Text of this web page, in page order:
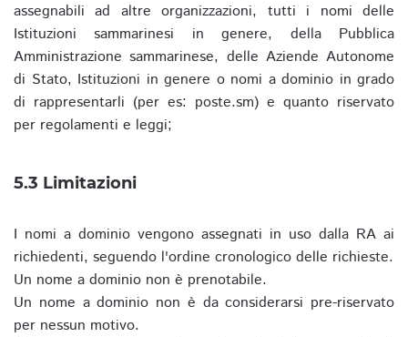
assegnabili ad altre organizzazioni, tutti i nomi delle
Istituzioni sammarinesi in genere, della Pubblica
Amministrazione sammarinese, delle Aziende Autonome
di Stato, Istituzioni in genere o nomi a dominio in grado
di rappresentarli (per es: poste.sm) e quanto riservato
per regolamenti e leggi;
5.3 Limitazioni
I nomi a dominio vengono assegnati in uso dalla RA ai
richiedenti, seguendo l'ordine cronologico delle richieste.
Un nome a dominio non è prenotabile.
Un nome a dominio non è da considerarsi pre-riservato
per nessun motivo.